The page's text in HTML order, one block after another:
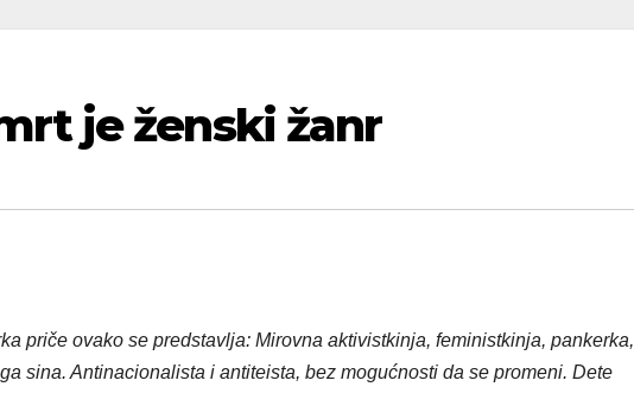
je ženski žanr
priče ovako se predstavlja: Mirovna aktivistkinja, feministkinja, pankerka,
sina. Antinacionalista i antiteista, bez mogućnosti da se promeni. Dete